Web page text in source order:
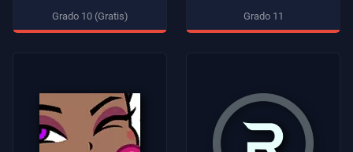
Grado 10 (Gratis) Grado 11